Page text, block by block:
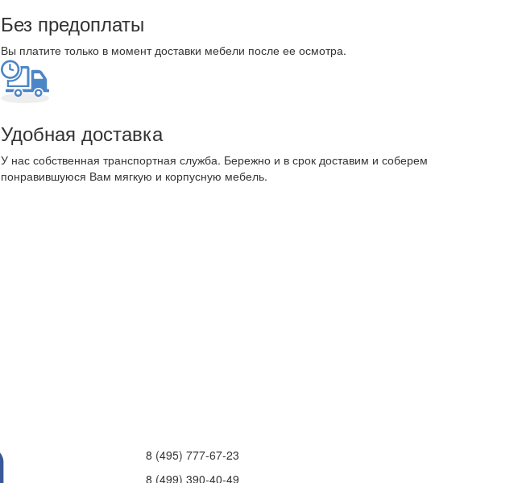
Без предоплаты
Вы платите только в момент доставки мебели после ее осмотра.
Удобная доставка
У нас собственная транспортная служба. Бережно и в срок доставим и соберем
понравившуюся Вам мягкую и корпусную мебель.
8 (495) 777-67-23
8 (499) 390-40-49